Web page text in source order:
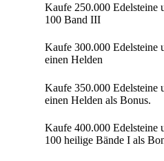
Kaufe 250.000 Edelsteine
100 Band III
Kaufe 300.000 Edelsteine
einen Helden
Kaufe 350.000 Edelsteine
einen Helden als Bonus.
Kaufe 400.000 Edelsteine
100 heilige Bände I als